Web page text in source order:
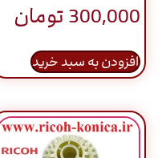
300,000تومان
افزودن به سبد خرید